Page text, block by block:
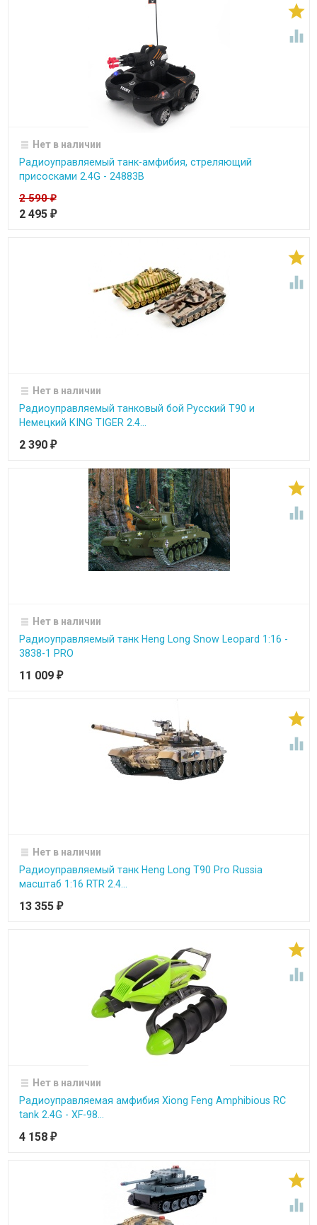


Нет в наличии
Радиоуправляемый танк-амфибия, стреляющий
присосками 2.4G - 24883B
2 590₽
2 495 ₽


Нет в наличии
Радиоуправляемый танковый бой Русский Т90 и
Немецкий KING TIGER 2.4...
2 390 ₽


Нет в наличии
Радиоуправляемый танк Heng Long Snow Leopard 1:16 -
3838-1 PRO
11 009 ₽


Нет в наличии
Радиоуправляемый танк Heng Long T90 Pro Russia
масштаб 1:16 RTR 2.4...
13 355 ₽


Нет в наличии
Радиоуправляемая амфибия Xiong Feng Amphibious RC
tank 2.4G - XF-98...
4 158 ₽

